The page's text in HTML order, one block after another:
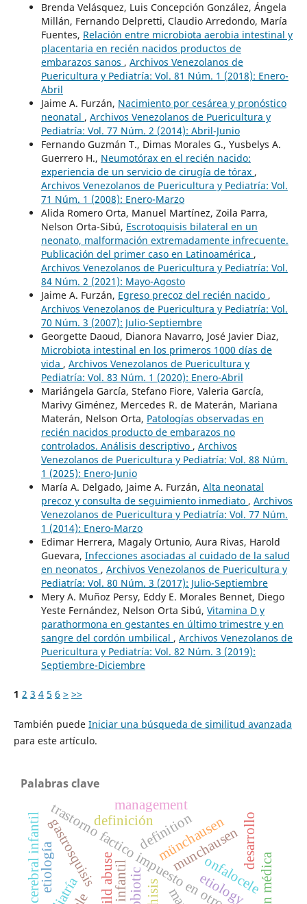
Brenda Velásquez, Luis Concepción González, Ángela
Millán, Fernando Delpretti, Claudio Arredondo, María
Fuentes, Relación entre microbiota aerobia intestinal y
placentaria en recién nacidos productos de
embarazos sanos , Archivos Venezolanos de
Puericultura y Pediatría: Vol. 81 Núm. 1 (2018): Enero-
Abril
Jaime A. Furzán, Nacimiento por cesárea y pronóstico
neonatal , Archivos Venezolanos de Puericultura y
Pediatría: Vol. 77 Núm. 2 (2014): Abril-Junio
Fernando Guzmán T., Dimas Morales G., Yusbelys A.
Guerrero H., Neumotórax en el recién nacido:
experiencia de un servicio de cirugía de tórax ,
Archivos Venezolanos de Puericultura y Pediatría: Vol.
71 Núm. 1 (2008): Enero-Marzo
Alida Romero Orta, Manuel Martínez, Zoila Parra,
Nelson Orta-Sibú, Escrotoquisis bilateral en un
neonato, malformación extremadamente infrecuente.
Publicación del primer caso en Latinoamérica ,
Archivos Venezolanos de Puericultura y Pediatría: Vol.
84 Núm. 2 (2021): Mayo-Agosto
Jaime A. Furzán, Egreso precoz del recién nacido ,
Archivos Venezolanos de Puericultura y Pediatría: Vol.
70 Núm. 3 (2007): Julio-Septiembre
Georgette Daoud, Dianora Navarro, José Javier Diaz,
Microbiota intestinal en los primeros 1000 días de
vida , Archivos Venezolanos de Puericultura y
Pediatría: Vol. 83 Núm. 1 (2020): Enero-Abril
Mariángela García, Stefano Fiore, Valeria García,
Marivy Giménez, Mercedes R. de Materán, Mariana
Materán, Nelson Orta, Patologías observadas en
recién nacidos producto de embarazos no
controlados. Análisis descriptivo , Archivos
Venezolanos de Puericultura y Pediatría: Vol. 88 Núm.
1 (2025): Enero-Junio
María A. Delgado, Jaime A. Furzán, Alta neonatal
precoz y consulta de seguimiento inmediato , Archivos
Venezolanos de Puericultura y Pediatría: Vol. 77 Núm.
1 (2014): Enero-Marzo
Edimar Herrera, Magaly Ortunio, Aura Rivas, Harold
Guevara, Infecciones asociadas al cuidado de la salud
en neonatos , Archivos Venezolanos de Puericultura y
Pediatría: Vol. 80 Núm. 3 (2017): Julio-Septiembre
Mery A. Muñoz Persy, Eddy E. Morales Bennet, Diego
Yeste Fernández, Nelson Orta Sibú, Vitamina D y
parathormona en gestantes en último trimestre y en
sangre del cordón umbilical , Archivos Venezolanos de
Puericultura y Pediatría: Vol. 82 Núm. 3 (2019):
Septiembre-Diciembre
1 2 3 4 5 6 > >>
También puede Iniciar una búsqueda de similitud avanzada
para este artículo.
Palabras clave
munchausen
trastorno factico impuesto en otro,
münchausen
child abuse
gastrosquisis onfalocele
desarrollo
definición
etiología
definition
etiology
management